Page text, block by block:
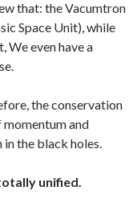
that: the Vacumtron
Space Unit), while
even have a
the conservation
momentum and
the black holes.
unified.